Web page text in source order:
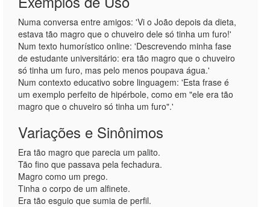
Numa conversa entre amigos: 'Vi o João depois da dieta,
estava tão magro que o chuveiro dele só tinha um furo!'
Num texto humorístico online: 'Descrevendo minha fase
de estudante universitário: era tão magro que o chuveiro
só tinha um furo, mas pelo menos poupava água.'
Num contexto educativo sobre linguagem: 'Esta frase é
um exemplo perfeito de hipérbole, como em "ele era tão
magro que o chuveiro só tinha um furo".'
Variações e Sinônimos
Era tão magro que parecia um palito.
Tão fino que passava pela fechadura.
Magro como um prego.
Tinha o corpo de um alfinete.
Era tão esguio que sumia de perfil.